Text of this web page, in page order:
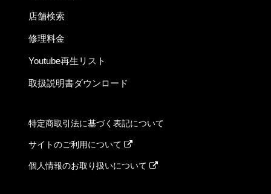
店舗検索
修理料金
Youtube再生リスト
取扱説明書ダウンロード
特定商取引法に基づく表記について
サイトのご利用について
個人情報のお取り扱いについて